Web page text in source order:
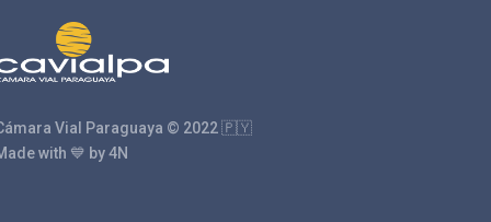
Vial Paraguaya © 2022 🇵🇾
with 💙 by 4N